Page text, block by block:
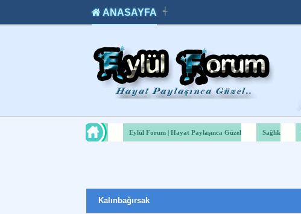
satın
takipçi
ANASAYFA ┽
Eylül Forum | Hayat Paylaşınca Güzel Sağlık
Kalınbağırsak